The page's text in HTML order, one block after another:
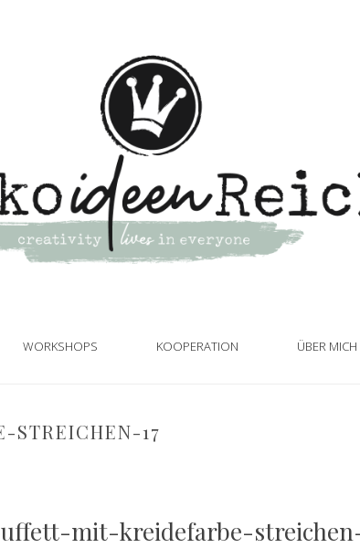
WORKSHOPS KOOPERATION ÜBER
STREICHEN-17
mit-kreidefarbe-